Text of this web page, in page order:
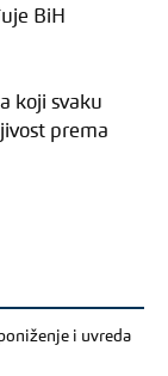
BiH
koji svaku
prema
i uvreda